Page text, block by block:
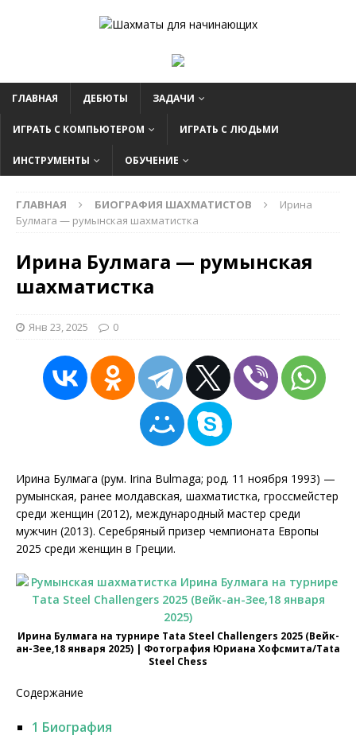
ГЛАВНАЯ ДЕБЮТЫ ЗАДАЧИ
ИГРАТЬ С КОМПЬЮТЕРОМ ИГРАТЬ С ЛЮДЬМИ
ИНСТРУМЕНТЫ ОБУЧЕНИЕ
ГЛАВНАЯ БИОГРАФИЯ ШАХМАТИСТОВ
Ирина
Булмага — румынская шахматистка
Ирина Булмага — румынская
шахматистка
Янв 23, 2025 0
Ирина Булмага (рум. Irina Bulmaga; род. 11 ноября 1993) —
румынская, ранее молдавская, шахматистка, гроссмейстер
среди женщин (2012), международный мастер среди
мужчин (2013). Серебряный призер чемпионата Европы
2025 среди женщин в Греции.
Ирина Булмага на турнире Tata Steel Challengers 2025 (Вейк-
ан-Зее,18 января 2025) | Фотография Юриана Хофсмита/Tata
Steel Chess
Содержание
1 Биография